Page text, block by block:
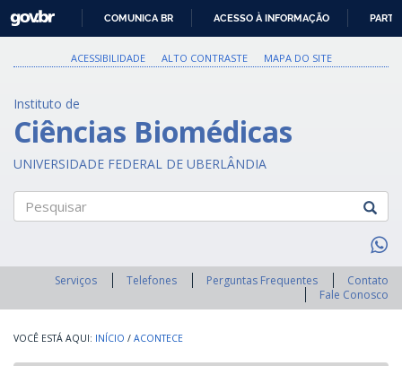
PARA
O
GOVBR
COMUNICA BR ACESSO À INFORMAÇÃO
ACESSIBILIDADE ALTO CONTRASTE MAPA DO SITE
Instituto de
Ciências Biomédicas
UNIVERSIDADE FEDERAL DE UBERLÂNDIA
Serviços Telefones Perguntas Frequentes
Contato
Fale Conosco
INÍCIO / ACONTECE